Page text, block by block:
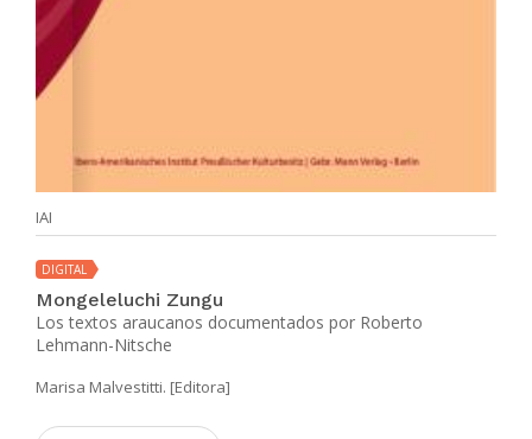
IAI
DIGITAL
Mongeleluchi Zungu
Los textos araucanos documentados por Roberto
Lehmann-Nitsche
Marisa Malvestitti. [Editora]